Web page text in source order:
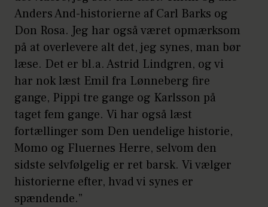
Anders And-historierne af Carl Barks og
Don Rosa. Jeg har også været opmærksom
på at overlevere alt det, jeg synes, man bør
læse. Det er bl.a. Astrid Lindgren, og vi
har nok læst Emil fra Lønneberg fire
gange, Pippi tre gange og Karlsson på
taget fem gange. Vi har også læst
fortællinger som Den uendelige historie,
Momo og Fluernes Herre, selvom den
sidste selvfølgelig er ret barsk. Vi vælger
historierne efter, hvad vi synes er
spændende.”